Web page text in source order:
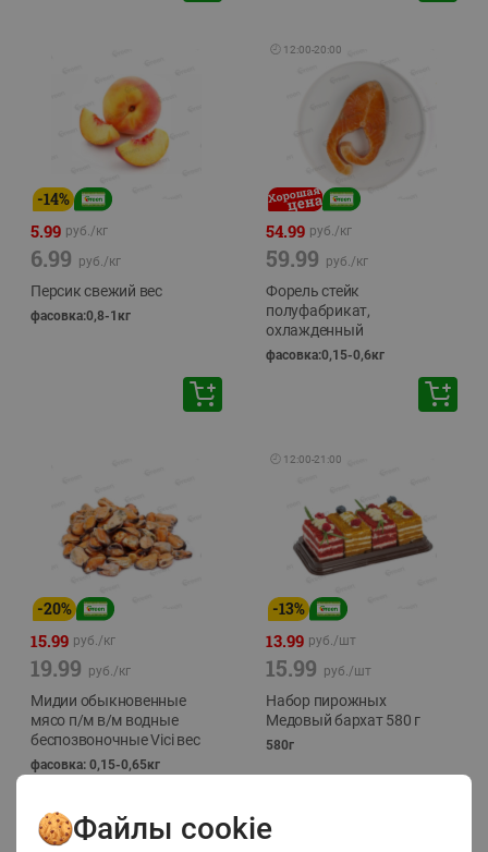
-14%
5.99 руб./кг
6.99 руб./кг
Персик свежий вес
фасовка:0,8-1кг
🕘 12:00-20:00
54.99 руб./кг
59.99 руб./кг
Форель стейк
полуфабрикат,
охлажденный
фасовка:0,15-0,6кг
-20%
15.99 руб./кг
19.99 руб./кг
Мидии обыкновенные
мясо п/м в/м водные
беспозвоночные Vici вес
фасовка: 0,15-0,65кг
🕘 12:00-21:00
-13%
13.99 руб./шт
15.99 руб./шт
Набор пирожных
Медовый бархат 580 г
580г
Файлы cookie